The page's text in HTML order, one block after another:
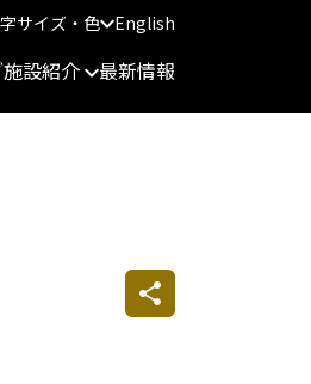
サイズ・色 English
施設紹介 最新情報